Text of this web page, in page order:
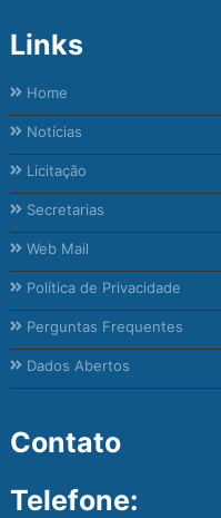
Links
Home
Notícias
Licitação
Secretarias
Web Mail
Política de Privacidade
Perguntas Frequentes
Dados Abertos
Contato
Telefone: